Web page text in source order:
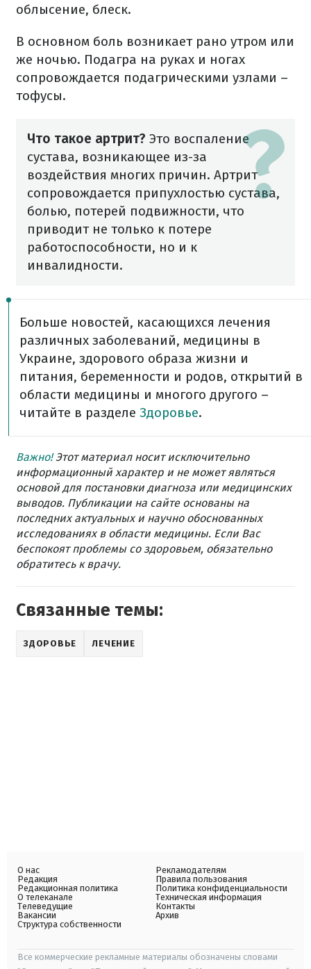
облысение, блеск.
В основном боль возникает рано утром или
же ночью. Подагра на руках и ногах
сопровождается подагрическими узлами –
тофусы.
Что такое артрит? Это воспаление
сустава, возникающее из-за
воздействия многих причин. Артрит
сопровождается припухлостью сустава,
болью, потерей подвижности, что
приводит не только к потере
работоспособности, но и к
инвалидности.
Больше новостей, касающихся лечения
различных заболеваний, медицины в
Украине, здорового образа жизни и
питания, беременности и родов, открытий в
области медицины и многого другого –
читайте в разделе Здоровье.
Важно!Этот материал носит исключительно
информационный характер и не может являться
основой для постановки диагноза или медицинских
выводов. Публикации на сайте основаны на
последних актуальных и научно обоснованных
исследованиях в области медицины. Если Вас
беспокоят проблемы со здоровьем, обязательно
обратитесь к врачу.
Связанные темы:
ЗДОРОВЬЕ ЛЕЧЕНИЕ
О нас
Редакция
Редакционная политика
О телеканале
Телеведущие
Вакансии
Структура собственности
Рекламодателям
Правила пользования
Политика конфиденциальности
Техническая информация
Контакты
Архив
Все коммерческие рекламные материалы обозначены словами